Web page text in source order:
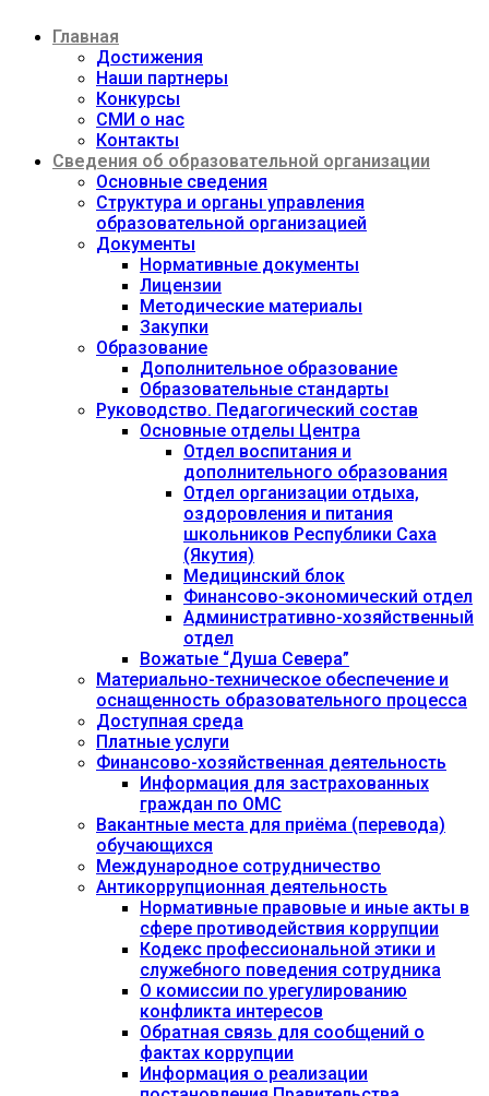
содержимому
Главная
Достижения
Наши партнеры
Конкурсы
СМИ о нас
Контакты
Сведения об образовательной организации
Основные сведения
Структура и органы управления
образовательной организацией
Документы
Нормативные документы
Лицензии
Методические материалы
Закупки
Образование
Дополнительное образование
Образовательные стандарты
Руководство. Педагогический состав
Основные отделы Центра
Отдел воспитания и
дополнительного образования
Отдел организации отдыха,
оздоровления и питания
школьников Республики Саха
(Якутия)
Медицинский блок
Финансово-экономический отдел
Административно-хозяйственный
отдел
Вожатые “Душа Севера”
Материально-техническое обеспечение и
оснащенность образовательного процесса
Доступная среда
Платные услуги
Финансово-хозяйственная деятельность
Информация для застрахованных
граждан по ОМС
Вакантные места для приёма (перевода)
обучающихся
Международное сотрудничество
Антикоррупционная деятельность
Нормативные правовые и иные акты в
сфере противодействия коррупции
Кодекс профессиональной этики и
служебного поведения сотрудника
О комиссии по урегулированию
конфликта интересов
Обратная связь для сообщений о
фактах коррупции
Информация о реализации